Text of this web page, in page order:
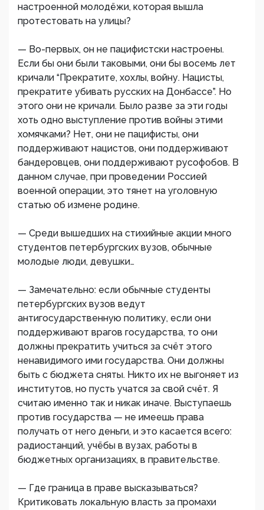
настроенной молодёжи, которая вышла
протестовать на улицы?
— Во-первых, он не пацифистски настроены.
Если бы они были таковыми, они бы восемь лет
кричали “Прекратите, хохлы, войну. Нацисты,
прекратите убивать русских на Донбассе”. Но
этого они не кричали. Было разве за эти годы
хоть одно выступление против войны этими
хомячками? Нет, они не пацифисты, они
поддерживают нацистов, они поддерживают
бандеровцев, они поддерживают русофобов. В
данном случае, при проведении Россией
военной операции, это тянет на уголовную
статью об измене родине.
— Среди вышедших на стихийные акции много
студентов петербургских вузов, обычные
молодые люди, девушки…
— Замечательно: если обычные студенты
петербургских вузов ведут
антигосударственную политику, если они
поддерживают врагов государства, то они
должны прекратить учиться за счёт этого
ненавидимого ими государства. Они должны
быть с бюджета сняты. Никто их не выгоняет из
институтов, но пусть учатся за свой счёт. Я
считаю именно так и никак иначе. Выступаешь
против государства — не имеешь права
получать от него деньги, и это касается всего:
радиостанций, учёбы в вузах, работы в
бюджетных организациях, в правительстве.
— Где граница в праве высказываться?
Критиковать локальную власть за промахи